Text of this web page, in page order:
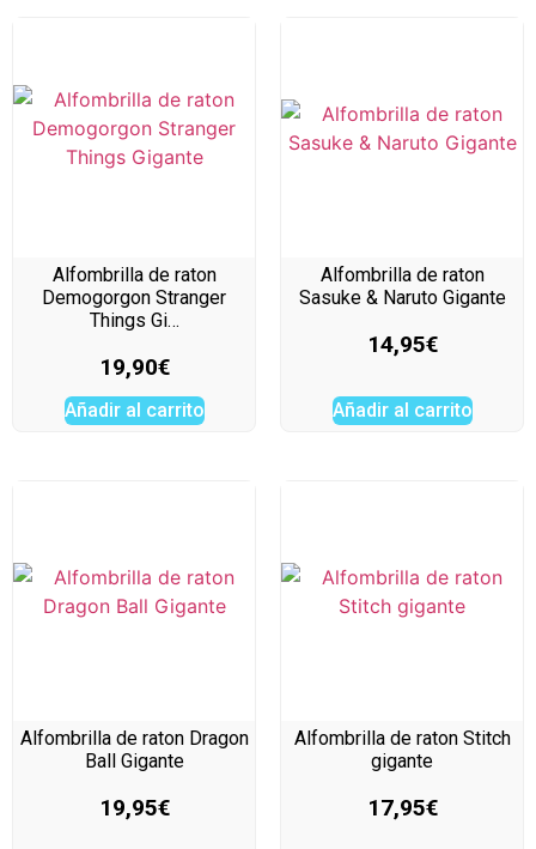
Alfombrilla de raton
Demogorgon Stranger
Things Gi…
19,90€
Añadir al carrito
Alfombrilla de raton
Sasuke & Naruto Gigante
14,95€
Añadir al carrito
Alfombrilla de raton Dragon
Ball Gigante
19,95€
Alfombrilla de raton Stitch
gigante
17,95€